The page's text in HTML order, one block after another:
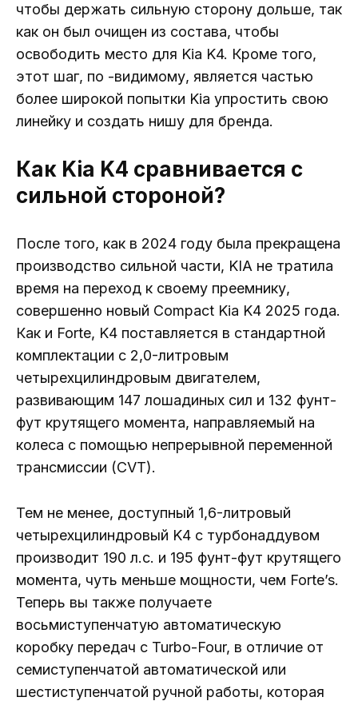
чтобы держать сильную сторону дольше, так
как он был очищен из состава, чтобы
освободить место для Kia K4. Кроме того,
этот шаг, по -видимому, является частью
более широкой попытки Kia упростить свою
линейку и создать нишу для бренда.
Как Kia K4 сравнивается с
сильной стороной?
После того, как в 2024 году была прекращена
производство сильной части, KIA не тратила
время на переход к своему преемнику,
совершенно новый Compact Kia K4 2025 года.
Как и Forte, K4 поставляется в стандартной
комплектации с 2,0-литровым
четырехцилиндровым двигателем,
развивающим 147 лошадиных сил и 132 фунт-
фут крутящего момента, направляемый на
колеса с помощью непрерывной переменной
трансмиссии (CVT).
Тем не менее, доступный 1,6-литровый
четырехцилиндровый K4 с турбонаддувом
производит 190 л.с. и 195 фунт-фут крутящего
момента, чуть меньше мощности, чем Forte’s.
Теперь вы также получаете
восьмиступенчатую автоматическую
коробку передач с Turbo-Four, в отличие от
семиступенчатой ​​автоматической или
шестиступенчатой ​​ручной работы, которая